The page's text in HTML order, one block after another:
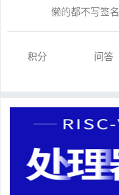
懒的都不写签名
积分 问答